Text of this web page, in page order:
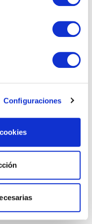
Configuraciones